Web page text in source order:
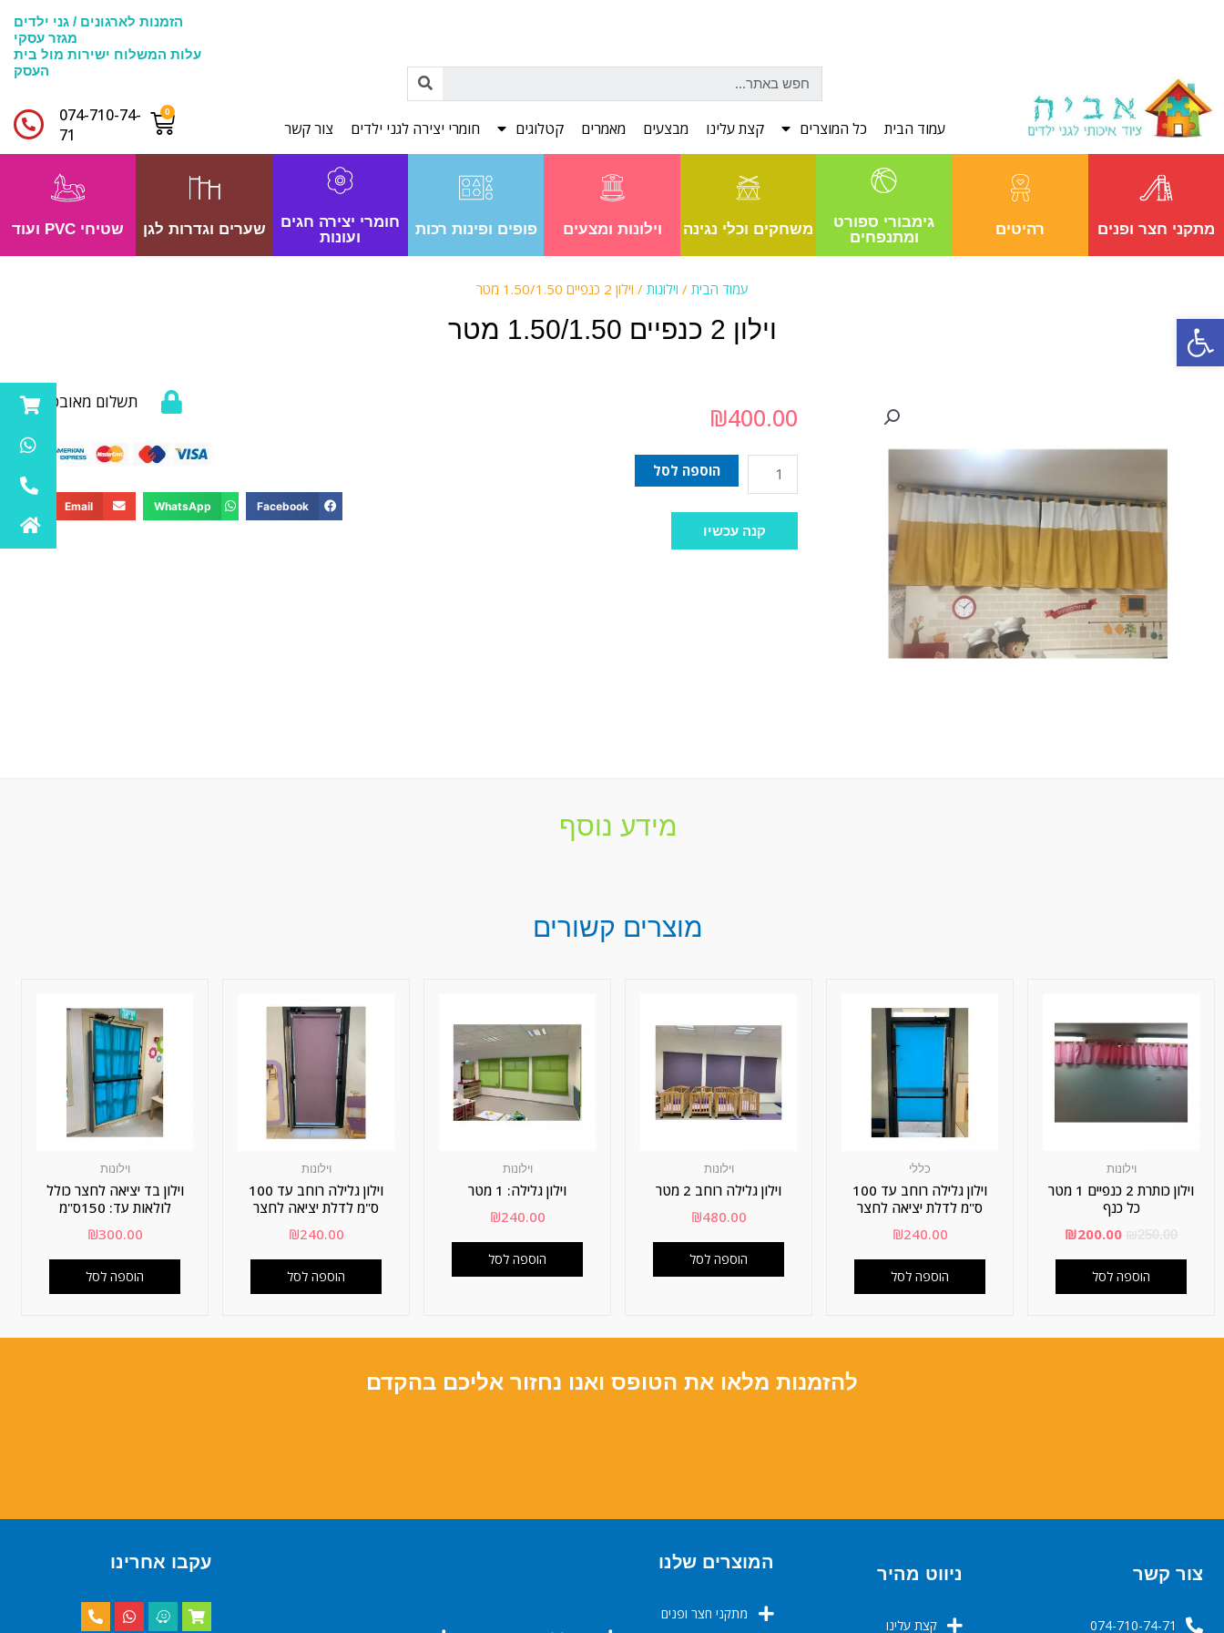
פתח סרגל נגישות
עמוד הבית כל המוצרים קצת עלינו מבצעים מאמרים קטלוגים חומרי יצירה לגני ילדים צור קשר
הזמנות לארגונים / גני ילדים
מגזר עסקי
עלות המשלוח ישירות מול בית
העסק
074-710-74-
71​
מתקני חצר ופנים רהיטים
גימבורי ספורט
ומתנפחים
משחקים וכלי נגינה וילונות ומצעים פופים ופינות רכות
חומרי יצירה חגים
ועונות
שערים וגדרות לגן שטיחי PVC ועוד
עמוד הבית / וילונות / וילון 2 כנפיים 1.50/1.50 מטר
וילון 2 כנפיים 1.50/1.50 מטר
₪400.00
הוספה לסל
קנה עכשיו
תשלום מאובטח
Facebook
WhatsApp
Email
מידע נוסף
מוצרים קשורים
וילונות
וילון כותרת 2 כנפיים 1 מטר
כל כנף
₪200.00
הוספה לסל
וילונות
וילון גלילה רוחב 2 מטר
₪480.00
הוספה לסל
וילונות
וילון גלילה: 1 מטר
₪240.00
הוספה לסל
וילונות
וילון בד יציאה לחצר כולל
לולאות עד: 150ס"מ
₪300.00
הוספה לסל
כללי
וילון גלילה רוחב עד 100
ס"מ לדלת יציאה לחצר
₪240.00
הוספה לסל
וילונות
וילון גלילה רוחב עד 100
ס"מ לדלת יציאה לחצר
₪240.00
הוספה לסל
להזמנות מלאו את הטופס ואנו נחזור אליכם בהקדם
צור קשר
074-710-74-71
ניווט מהיר
קצת עלינו
המוצרים שלנו
מתקני חצר ופנים
עקבו אחרינו